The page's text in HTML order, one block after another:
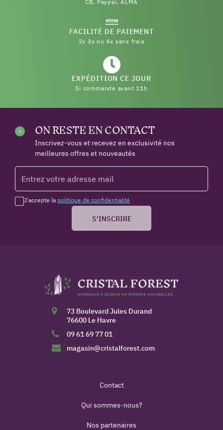
CB, Paypal, ALMA
FACILITÉ DE PAIEMENT
2x 3x ou 4x sans frais
EXPÉDITION CE JOUR
Si commande avant 11h
ON RESTE EN CONTACT
Inscrivez-vous et recevez en exclusivité nos
meilleures offres et nouveautés
J'accepte la politique de confidentialité *
S'INSCRIRE
73 Boulevard Jules Durand
76600 Le Havre
09 61 69 77 01
magasin@cristalforest.com
Contact
Qui sommes-nous?
Nos partenaires